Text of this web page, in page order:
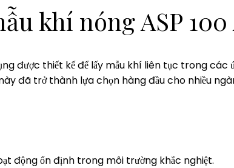
khí nóng ASP
được thiết kế để lấy mẫu khí liên tục trong
đã trở thành lựa chọn hàng đầu cho nhiều
động ổn định trong môi trường khắc nghiệt.